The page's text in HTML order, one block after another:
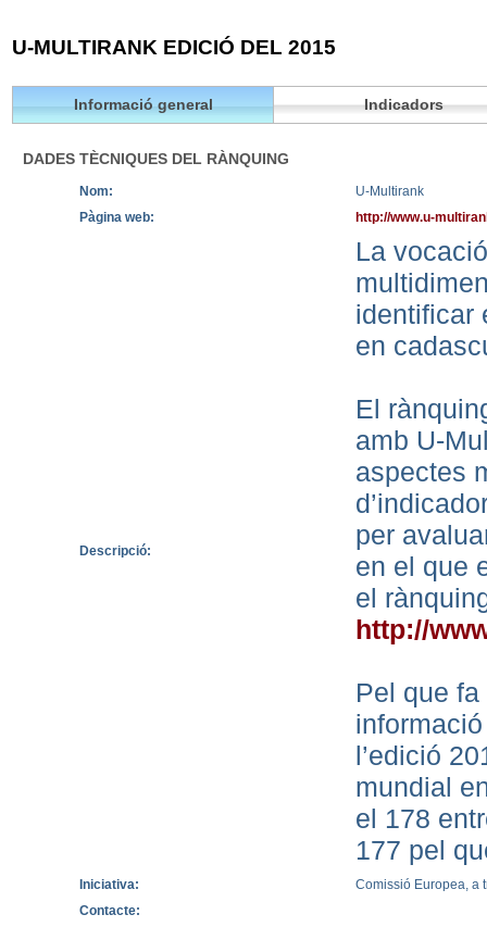
U-MULTIRANK EDICIÓ DEL 2015
Informació general Indicadors
DADES TÈCNIQUES DEL RÀNQUING
Nom:
U-Multirank
Pàgina web:
http://www.u-
Descripció:
La
identificar
en
El
amb U-
aspectes
per
en el que
el
http://
Pel que fa
l’edició
mundial
el 178
177 pel
Iniciativa:
Comissió Europea, a
Contacte: